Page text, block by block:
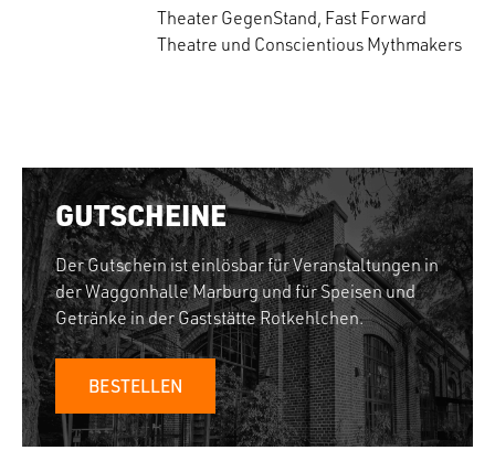
Theater GegenStand, Fast Forward
Theatre und Conscientious Mythmakers
GUTSCHEINE
Der Gutschein ist einlösbar für Veranstaltungen in
der Waggonhalle Marburg und für Speisen und
Getränke in der Gaststätte Rotkehlchen.
BESTELLEN